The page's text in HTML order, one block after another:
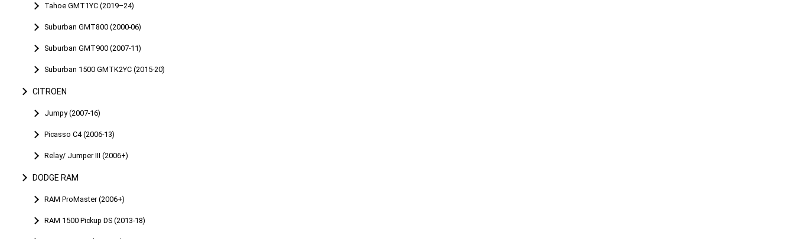
Tahoe GMT1YC (2019–24)
Suburban GMT800 (2000-06)
Suburban GMT900 (2007-11)
Suburban 1500 GMTK2YC (2015-20)
CITROEN
Jumpy (2007-16)
Picasso C4 (2006-13)
Relay/ Jumper III (2006+)
DODGE RAM
RAM ProMaster (2006+)
RAM 1500 Pickup DS (2013-18)